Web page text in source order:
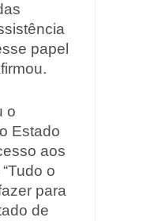
papel
o
Estado
aos
o
para
de